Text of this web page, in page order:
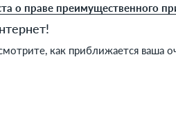
о праве преимущественного
как приближается ваша